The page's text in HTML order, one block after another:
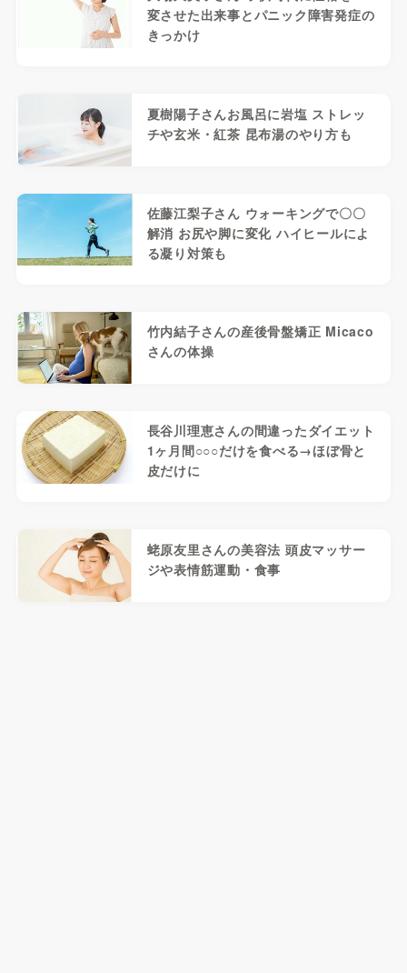
変させた出来事とパニック障害発症の
きっかけ
夏樹陽子さんお風呂に岩塩 ストレッ
チや玄米・紅茶 昆布湯のやり方も
佐藤江梨子さん ウォーキングで〇〇
解消 お尻や脚に変化 ハイヒールによ
る凝り対策も
竹内結子さんの産後骨盤矯正 Micaco
さんの体操
長谷川理恵さんの間違ったダイエット
1ヶ月間○○○だけを食べる→ほぼ骨と
皮だけに
蛯原友里さんの美容法 頭皮マッサー
ジや表情筋運動・食事